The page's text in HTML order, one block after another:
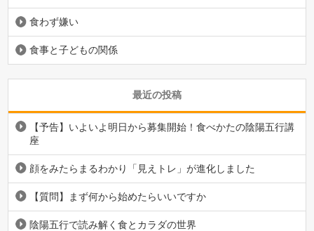
食わず嫌い
食事と子どもの関係
最近の投稿
【予告】いよいよ明日から募集開始！食べかたの陰陽五行講
座
顔をみたらまるわかり「見えトレ」が進化しました
【質問】まず何から始めたらいいですか
陰陽五行で読み解く食とカラダの世界